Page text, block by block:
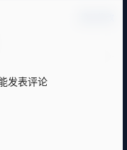
发表评论